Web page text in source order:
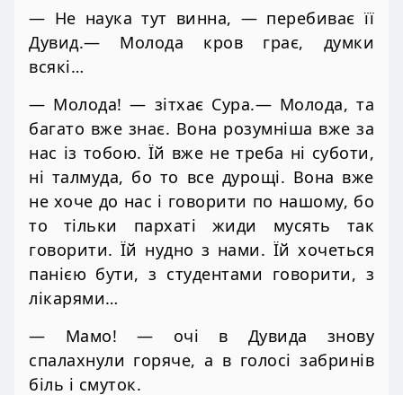
— Не наука тут винна, — перебиває її
Дувид.— Молода кров грає, думки
всякі…
— Молода! — зітхає Сура.— Молода, та
багато вже знає. Вона розумніша вже за
нас із тобою. Їй вже не треба ні суботи,
ні талмуда, бо то все дурощі. Вона вже
не хоче до нас і говорити по нашому, бо
то тільки пархаті жиди мусять так
говорити. Їй нудно з нами. Їй хочеться
панією бути, з студентами говорити, з
лікарями…
— Мамо! — очі в Дувида знову
спалахнули горяче, а в голосі забринів
біль і смуток.